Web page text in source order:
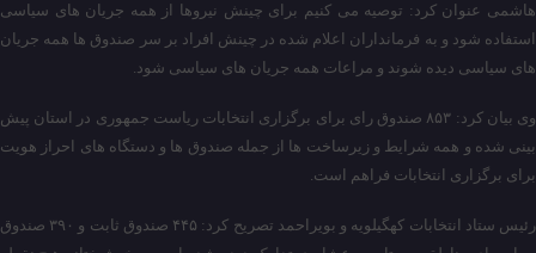
هاشمی عنوان کرد: توصیه می کنیم برای چینش نیروها از همه جریان های سیاسی
استفاده شود و به فرمانداران اعلام شده در چینش افراد بر سر صندوق ها همه جریان
های سیاسی دیده شوند و مراعات همه جریان های سیاسی شود.
وی بیان کرد: ۸۵۳ صندوق رای برای برگزاری انتخابات ریاست جمهوری در استان پیش
بینی شده و همه شرایط و زیرساخت ها از جمله صندوق ها و دستگاه های احراز هویت
برای برگزاری انتخابات فراهم است.
رئیس ستاد انتخابات کهگیلویه و بویراحمد تصریح کرد: ۴۴۵ صندوق ثابت و ۳۹۰ صندوق